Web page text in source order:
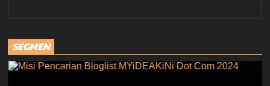
SEGMEN